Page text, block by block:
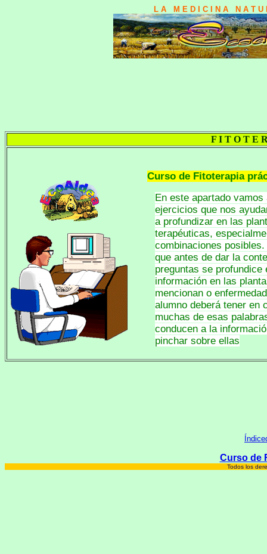
L A M E D I C I N A N A T
F I T O T E
Curso de Fitoterapia
En este apartado
ejercicios que nos
a profundizar en las
terapéuticas,
combinaciones
que antes de dar la
preguntas se profundice
información en las
mencionan o
alumno deberá tener en
muchas de esas
conducen a la
pinchar sobre ellas
Curso de
Todos los